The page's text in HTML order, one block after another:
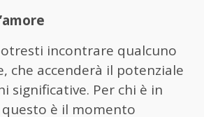
incontrare qualcuno
che accenderà il potenziale
significative. Per chi è in
è il momento